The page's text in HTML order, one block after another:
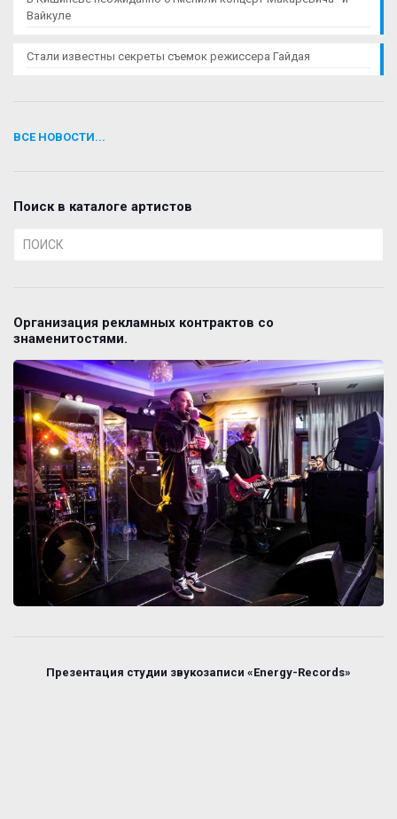
Вайкуле
Стали известны секреты съемок режиссера Гайдая
ВСЕ НОВОСТИ...
Поиск в каталоге артистов
Организация рекламных контрактов со
знаменитостями.
Презентация студии звукозаписи «Energy-Records»